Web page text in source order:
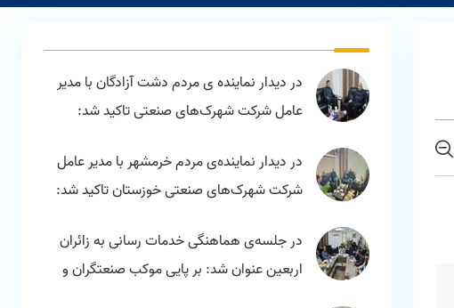
در دیدار نماینده ی مردم دشت آزادگان با مدیر
عامل شرکت شهرک‌های صنعتی تاکید شد:
اجتماعی
در دیدار نماینده‌ی مردم خرمشهر با مدیر عامل
شرکت شهرک‌های صنعتی خوزستان تاکید شد:
کنار واحدهای بزرگ
در جلسه‌ی هماهنگی خدمات رسانی به زائران
اربعین عنوان شد: بر پایی موکب صنعتگران و